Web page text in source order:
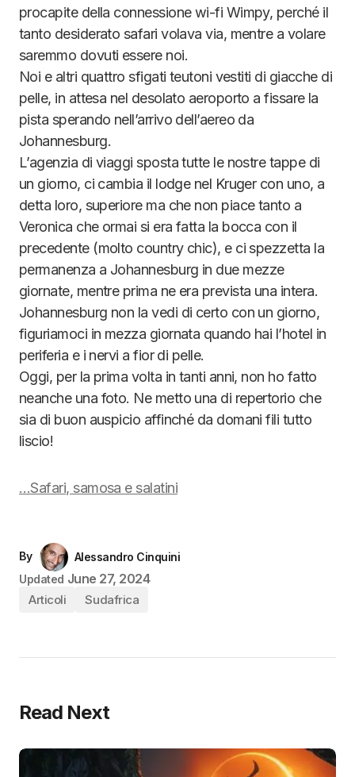
procapite della connessione wi-fi Wimpy, perché il
tanto desiderato safari volava via, mentre a volare
saremmo dovuti essere noi.
Noi e altri quattro sfigati teutoni vestiti di giacche di
pelle, in attesa nel desolato aeroporto a fissare la
pista sperando nell’arrivo dell’aereo da
Johannesburg.
L’agenzia di viaggi sposta tutte le nostre tappe di
un giorno, ci cambia il lodge nel Kruger con uno, a
detta loro, superiore ma che non piace tanto a
Veronica che ormai si era fatta la bocca con il
precedente (molto country chic), e ci spezzetta la
permanenza a Johannesburg in due mezze
giornate, mentre prima ne era prevista una intera.
Johannesburg non la vedi di certo con un giorno,
figuriamoci in mezza giornata quando hai l’hotel in
periferia e i nervi a fior di pelle.
Oggi, per la prima volta in tanti anni, non ho fatto
neanche una foto. Ne metto una di repertorio che
sia di buon auspicio affinché da domani fili tutto
liscio!
…Safari, samosa e salatini
By
Alessandro Cinquini
Updated June 27, 2024
Articoli Sudafrica
Read Next